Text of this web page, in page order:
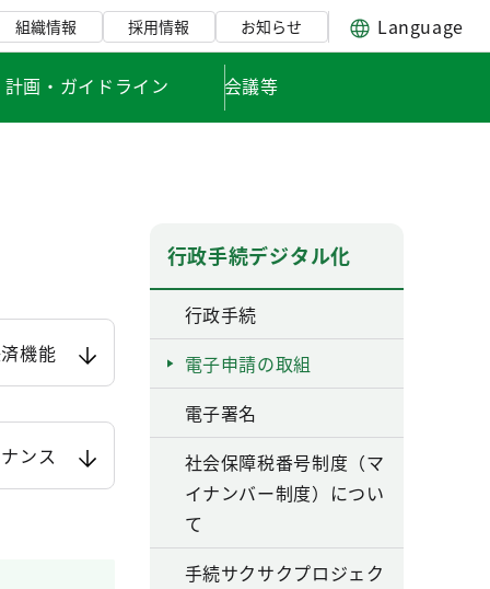
組織情報 採用情報 お知らせ Language
画・ガイドライン 会議等
機能
ンス
行政手続デジタル化
行政手続
電子申請の取組
電子署名
社会保障税番号制度（マ
イナンバー制度）につい
て
手続サクサクプロジェク